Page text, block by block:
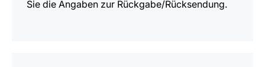
Sie die Angaben zur Rückgabe/Rücksendung.